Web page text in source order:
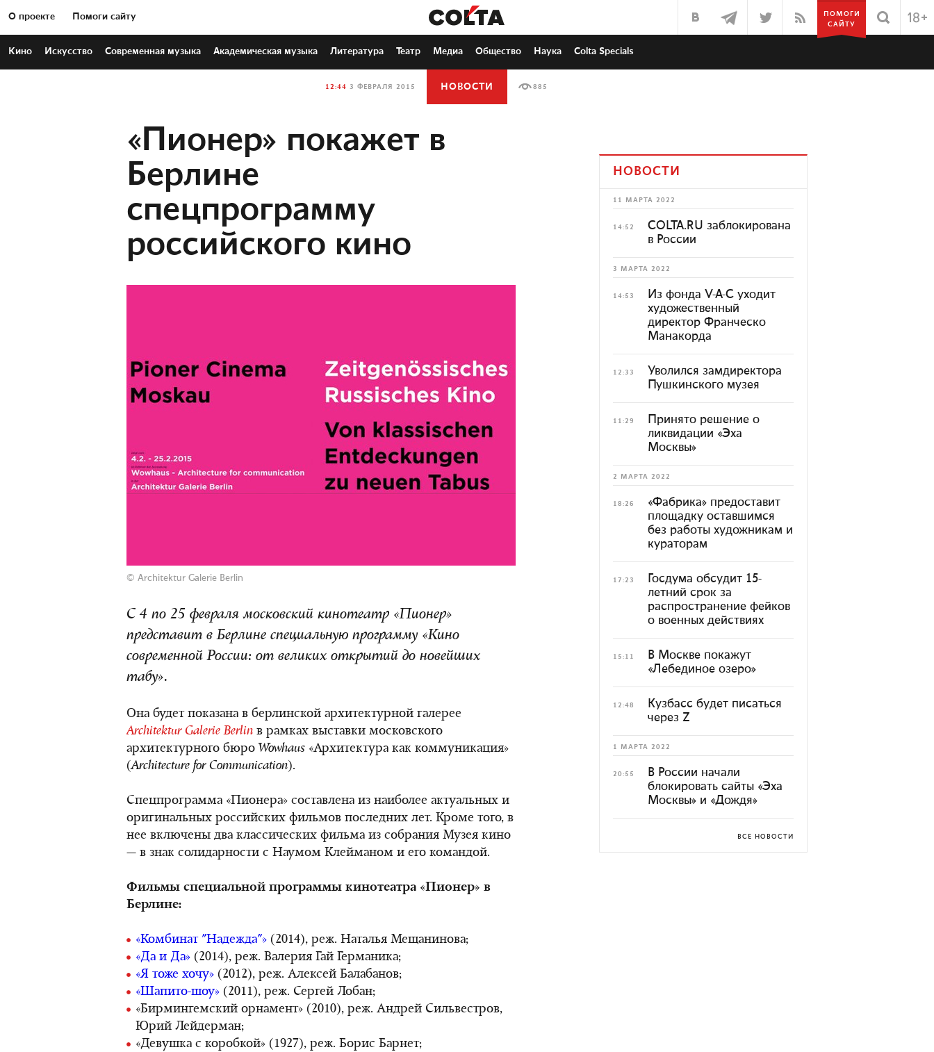
О проекте Помоги сайту
ПОМОГИ
САЙТУ
Кино Искусство Современная музыка Академическая музыка Литература Театр Медиа Общество Наука Colta Specials
12:44 3 ФЕВРАЛЯ 2015 НОВОСТИ 885
«Пионер» покажет в
Берлине
спецпрограмму
российского кино
© Architektur Galerie Berlin
С 4 по 25 февраля московский кинотеатр «Пионер»
представит в Берлине специальную программу «Кино
современной России: от великих открытий до новейших
табу».
Она будет показана в берлинской архитектурной галерее
Architektur Galerie Berlin в рамках выставки московского
архитектурного бюро Wowhaus «Архитектура как коммуникация»
(Architecture for Communication).
Спецпрограмма «Пионера» составлена из наиболее актуальных и
оригинальных российских фильмов последних лет. Кроме того, в
нее включены два классических фильма из собрания Музея кино
— в знак солидарности с Наумом Клейманом и его командой.
Фильмы специальной программы кинотеатра «Пионер» в
Берлине:
«Комбинат "Надежда"» (2014), реж. Наталья Мещанинова;
«Да и Да» (2014), реж. Валерия Гай Германика;
«Я тоже хочу» (2012), реж. Алексей Балабанов;
«Шапито-шоу» (2011), реж. Сергей Лобан;
«Бирмингемский орнамент» (2010), реж. Андрей Сильвестров,
Юрий Лейдерман;
«Девушка с коробкой» (1927), реж. Борис Барнет;
НОВОСТИ
11 МАРТА 2022
14:52
COLTA.RU заблокирована
в России
3 МАРТА 2022
14:53
Из фонда V-A-C уходит
художественный
директор Франческо
Манакорда
12:33
Уволился замдиректора
Пушкинского музея
11:29
Принято решение о
ликвидации «Эха
Москвы»
2 МАРТА 2022
18:26
«Фабрика» предоставит
площадку оставшимся
без работы художникам и
кураторам
17:23
Госдума обсудит 15-
летний срок за
распространение фейков
о военных действиях
15:11
В Москве покажут
«Лебединое озеро»
12:48
Кузбасс будет писаться
через Z
1 МАРТА 2022
20:55
В России начали
блокировать сайты «Эха
Москвы» и «Дождя»
ВСЕ НОВОСТИ